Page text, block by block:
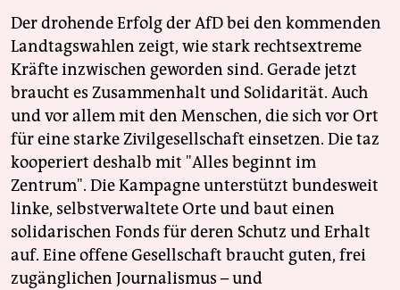
Der drohende Erfolg der AfD bei den kommenden
Landtagswahlen zeigt, wie stark rechtsextreme
Kräfte inzwischen geworden sind. Gerade jetzt
braucht es Zusammenhalt und Solidarität. Auch
und vor allem mit den Menschen, die sich vor Ort
für eine starke Zivilgesellschaft einsetzen. Die taz
kooperiert deshalb mit "Alles beginnt im
Zentrum". Die Kampagne unterstützt bundesweit
linke, selbstverwaltete Orte und baut einen
solidarischen Fonds für deren Schutz und Erhalt
auf. Eine offene Gesellschaft braucht guten, frei
zugänglichen Journalismus – und